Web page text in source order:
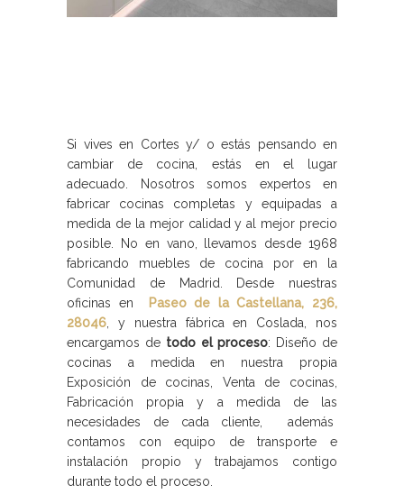
Si vives en Cortes y/ o estás pensando en
cambiar de cocina, estás en el lugar
adecuado. Nosotros somos expertos en
fabricar cocinas completas y equipadas a
medida de la mejor calidad y al mejor precio
posible. No en vano, llevamos desde 1968
fabricando muebles de cocina por en la
Comunidad de Madrid. Desde nuestras
oficinas en
Paseo de la Castellana, 236,
28046 , y nuestra fábrica en Coslada, nos
encargamos detodo el proceso: Diseño de
cocinas a medida en nuestra propia
Exposición de cocinas, Venta de cocinas,
Fabricación propia y a medida de las
necesidades de cada cliente, además
contamos con equipo de transporte e
instalación propio y trabajamos contigo
durante todo el proceso.